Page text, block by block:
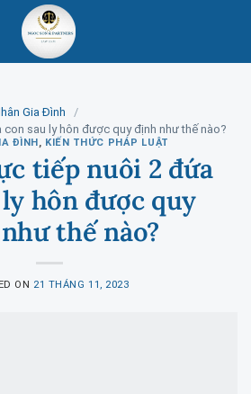
Gia Đình
sau ly hôn được quy định như thế nào?
ĐÌNH, KIẾN THỨC PHÁP LUẬT
tiếp nuôi 2 đứa
hôn được quy
thế nào?
ON 21 THÁNG 11, 2023